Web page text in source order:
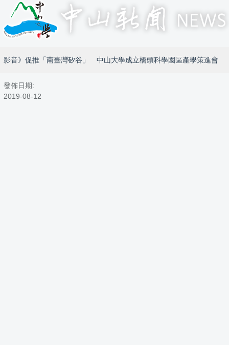
影音》促推「南臺灣矽谷」 中山大學成立橋頭科學園區產學策進會
發佈日期:
2019-08-12